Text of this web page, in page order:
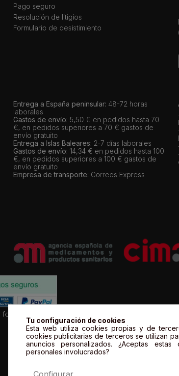
Pago seguro
Resolución de litigios
Formulario de desistimiento
Entrega a España peninsular: 48-72 horas
laborales
Gastos de envío: 5,50 € en pedidos hasta 70
€, en pedidos superiores a 70 € gastos de
envío gratuito
Entrega a Islas Baleares: 2-7 días laborales
Gastos de envío: 14,34 € en pedidos hasta 100
€, en pedidos superiores a 100 € gastos de
envío gratuito
Empresa de transporte: Correos Express
de productos son propiedad legal de sus
Tu configuración de cookies
Esta web utiliza cookies propias y de
cookies publicitarias de terceros se utilizan
anuncios personalizados. ¿Aceptas
personales involucrados?
Configurar